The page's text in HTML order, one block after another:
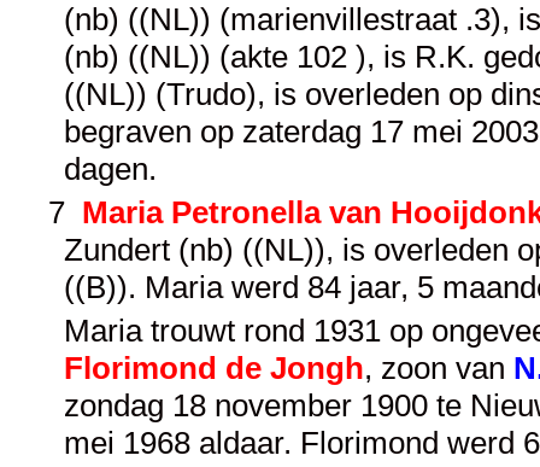
(nb) ((NL)) (marienvillestraat .3),
(nb) ((NL)) (akte 102 ), is R.K.
((NL)) (Trudo), is overleden op
begraven op zaterdag 17 mei
dagen.
7 Maria Petronella van
Zundert (nb) ((NL)), is overleden
((B)). Maria werd 84 jaar, 5
Maria trouwt rond 1931 op
Florimond de Jongh, zoon van
zondag 18 november 1900 te
mei 1968 aldaar. Florimond werd